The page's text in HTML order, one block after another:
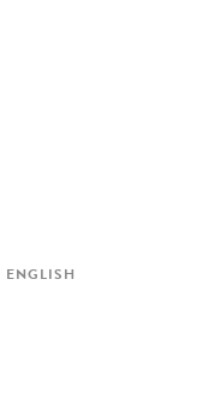
ENGLISH